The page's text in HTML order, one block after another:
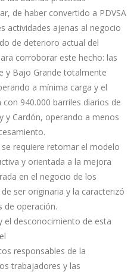
de haber convertido a PDVSA
actividades ajenas al negocio
de deterioro actual del
corroborar este hecho: las
y Bajo Grande totalmente
a mínima carga y el
940.000 barriles diarios de
y Cardón, operando a menos
se requiere retomar el modelo
y orientada a la mejora
en el negocio de los
ser originaria y la caracterizó
de operación.
el desconocimiento de esta
responsables de la
trabajadores y las